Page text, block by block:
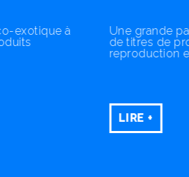
produits sont sous protection
industrielles. Toute
sous peine de…